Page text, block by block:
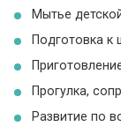
Мытье
Подготовка к
Прогулка,
Развитие по